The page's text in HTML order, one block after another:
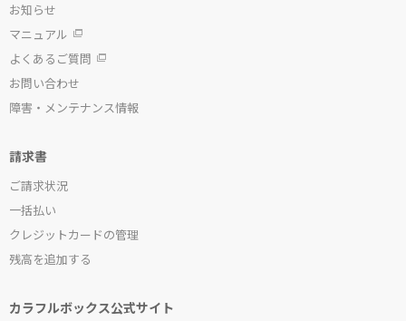
お知らせ
マニュアル
よくあるご質問
お問い合わせ
障害・メンテナンス情報
請求書
ご請求状況
一括払い
クレジットカードの管理
残高を追加する
カラフルボックス公式サイト